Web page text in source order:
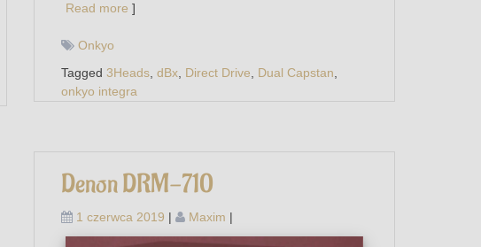
Read more ]
Onkyo
Tagged 3Heads, dBx, Direct Drive Dual Capstan
onkyo integra
Denon DRM-710
1 czerwca 2019 | Maxim |